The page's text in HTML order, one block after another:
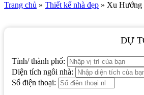
Trang chủ » Thiết kế nhà đẹp » Xu Hướng
DỰ
Tỉnh/ thành phố:
Diện tích ngôi nhà:
Số điện thoại: